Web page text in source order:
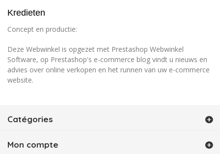
Kredieten
Concept en productie:
Deze Webwinkel is opgezet met Prestashop Webwinkel
Software, op Prestashop's e-commerce blog vindt u nieuws en
advies over online verkopen en het runnen van uw e-commerce
website.
Catégories
Mon compte